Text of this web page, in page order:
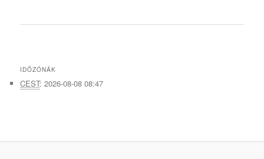
IDŐZÓNÁK
CEST:2026-08-08 08:47